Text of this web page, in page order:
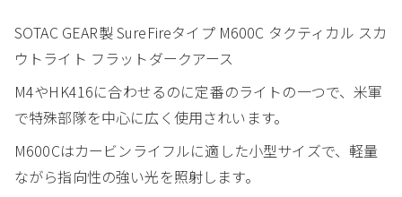
SOTAC GEAR製 SureFireタイプ M600C タクティカル スカ
ウトライト フラットダークアース
M4やHK416に合わせるのに定番のライトの一つで、米軍
で特殊部隊を中心に広く使用されいます。
M600Cはカービンライフルに適した小型サイズで、軽量
ながら指向性の強い光を照射します。